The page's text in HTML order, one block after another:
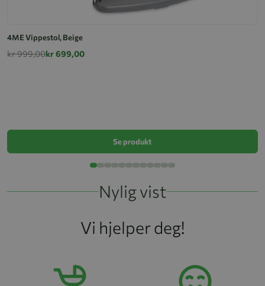
4ME Vippestol, Beige
kr 999,00kr 699,00
Se produkt
Nylig vist
Vi hjelper deg!